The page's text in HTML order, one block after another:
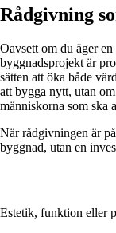
Rådgivning
Oavsett om du äger
byggnadsprojekt är
sätten att öka både
att bygga nytt, utan
människorna som ska
När rådgivningen är
byggnad, utan en
Estetik, funktion eller